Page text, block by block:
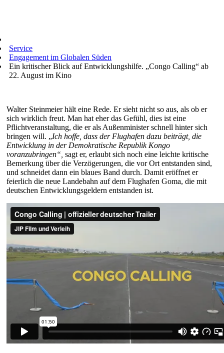
Service
Engagement im Globalen Süden
Ein kritischer Blick auf Entwicklungshilfe. „Congo Calling“ ab
22. August im Kino
Walter Steinmeier hält eine Rede. Er sieht nicht so aus, als ob er
sich wirklich freut. Man hat eher das Gefühl, dies ist eine
Pflichtveranstaltung, die er als Außenminister schnell hinter sich
bringen will. „Ich hoffe, dass der Flughafen dazu beiträgt, die
Entwicklung in der Demokratische Republik Kongo
voranzubringen“, sagt er, erlaubt sich noch eine leichte kritische
Bemerkung über die Verzögerungen, die vor Ort entstanden sind,
und schneidet dann ein blaues Band durch. Damit eröffnet er
feierlich die neue Landebahn auf dem Flughafen Goma, die mit
deutschen Entwicklungsgeldern entstanden ist.